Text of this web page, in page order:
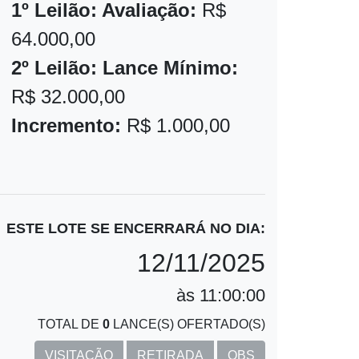
1º Leilão: Avaliação: R$
64.000,00
2º Leilão: Lance Mínimo:
R$ 32.000,00
Incremento: R$ 1.000,00
ESTE LOTE SE ENCERRARÁ NO DIA:
12/11/2025
às 11:00:00
TOTAL DE 0 LANCE(S) OFERTADO(S)
VISITAÇÃO RETIRADA OBS